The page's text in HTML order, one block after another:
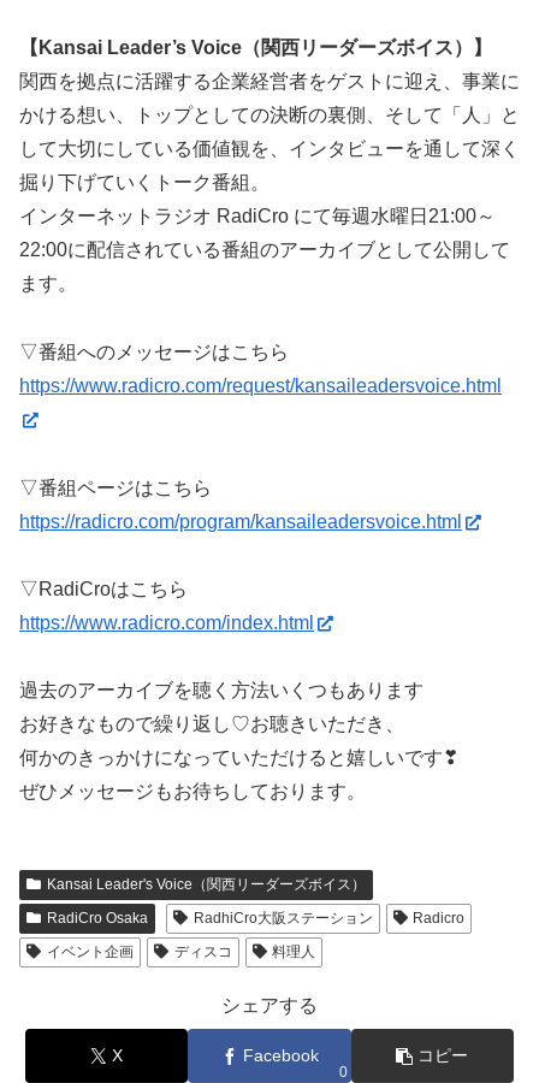
【Kansai Leader’s Voice（関西リーダーズボイス）】
関西を拠点に活躍する企業経営者をゲストに迎え、事業に
かける想い、トップとしての決断の裏側、そして「人」と
して大切にしている価値観を、インタビューを通して深く
掘り下げていくトーク番組。
インターネットラジオ RadiCro にて毎週水曜日21:00～
22:00に配信されている番組のアーカイブとして公開して
ます。
▽番組へのメッセージはこちら
https://www.radicro.com/request/kansaileadersvoice.html
▽番組ページはこちら
https://radicro.com/program/kansaileadersvoice.html
▽RadiCroはこちら
https://www.radicro.com/index.html
過去のアーカイブを聴く方法いくつもあります
お好きなもので繰り返し♡お聴きいただき、
何かのきっかけになっていただけると嬉しいです❣
ぜひメッセージもお待ちしております。
Kansai Leader's Voice（関西リーダーズボイス）
RadiCro Osaka
RadhiCro大阪ステーション
Radicro
イベント企画
ディスコ 料理人
シェアする
X Facebook
0
コピー